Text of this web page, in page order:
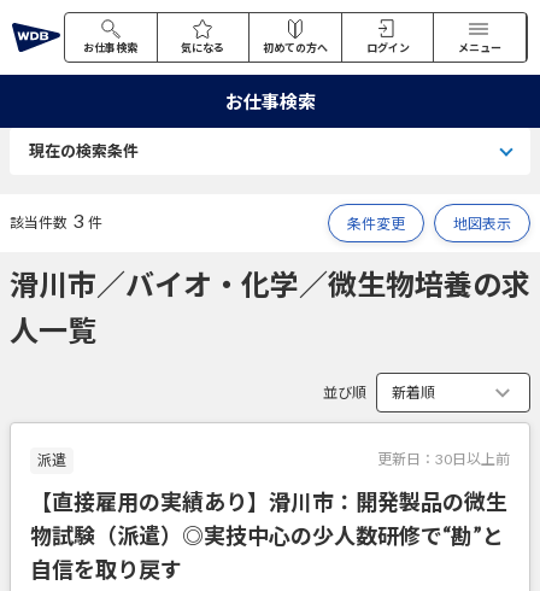
お仕事検索 気になる 初めての方へ ログイン メニュー
お仕事検索
現在の検索条件
該当件数 3 件 条件変更 地図表示
滑川市／バイオ・化学／微生物培養の求
人一覧
並び順
派遣 更新日： 30日以上前
【直接雇用の実績あり】滑川市：開発製品の微生
物試験（派遣）◎実技中心の少人数研修で“勘”と
自信を取り戻す